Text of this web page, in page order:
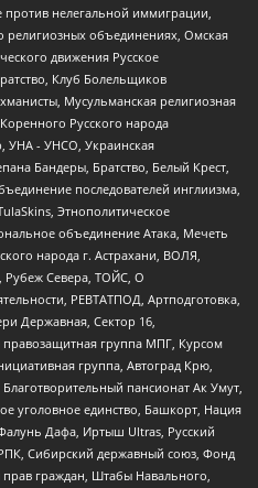
нелегальной иммиграции,
религиозных объединениях, Омская
движения Русское
Клуб Болельщиков
Мусульманская религиозная
Русского народа
УНА - УНСО, Украинская
Бандеры, Братство, Белый Крест,
последователей инглиизма,
Этнополитическое
объединение Атака, Мечеть
народа г. Астрахани, ВОЛЯ,
Рубеж Севера, ТОЙС, О
РЕВТАТПОД, Артподготовка,
Державная, Сектор 16,
группа МПГ, Курсом
группа, Автоград Крю,
пансионат Ак Умут,
уголовное единство, Башкорт, Нация
Дафа, Иртыш Ultras, Русский
Сибирский державный союз, Фонд
граждан, Штабы Навального,